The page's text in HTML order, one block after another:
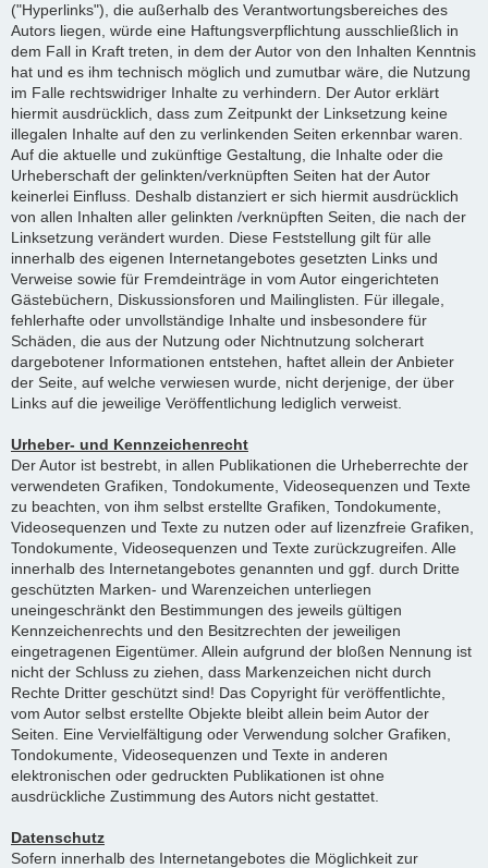
("Hyperlinks"), die außerhalb des Verantwortungsbereiches des
Autors liegen, würde eine Haftungsverpflichtung ausschließlich in
dem Fall in Kraft treten, in dem der Autor von den Inhalten Kenntnis
hat und es ihm technisch möglich und zumutbar wäre, die Nutzung
im Falle rechtswidriger Inhalte zu verhindern. Der Autor erklärt
hiermit ausdrücklich, dass zum Zeitpunkt der Linksetzung keine
illegalen Inhalte auf den zu verlinkenden Seiten erkennbar waren.
Auf die aktuelle und zukünftige Gestaltung, die Inhalte oder die
Urheberschaft der gelinkten/verknüpften Seiten hat der Autor
keinerlei Einfluss. Deshalb distanziert er sich hiermit ausdrücklich
von allen Inhalten aller gelinkten /verknüpften Seiten, die nach der
Linksetzung verändert wurden. Diese Feststellung gilt für alle
innerhalb des eigenen Internetangebotes gesetzten Links und
Verweise sowie für Fremdeinträge in vom Autor eingerichteten
Gästebüchern, Diskussionsforen und Mailinglisten. Für illegale,
fehlerhafte oder unvollständige Inhalte und insbesondere für
Schäden, die aus der Nutzung oder Nichtnutzung solcherart
dargebotener Informationen entstehen, haftet allein der Anbieter
der Seite, auf welche verwiesen wurde, nicht derjenige, der über
Links auf die jeweilige Veröffentlichung lediglich verweist.
Urheber- und Kennzeichenrecht
Der Autor ist bestrebt, in allen Publikationen die Urheberrechte der
verwendeten Grafiken, Tondokumente, Videosequenzen und Texte
zu beachten, von ihm selbst erstellte Grafiken, Tondokumente,
Videosequenzen und Texte zu nutzen oder auf lizenzfreie Grafiken,
Tondokumente, Videosequenzen und Texte zurückzugreifen. Alle
innerhalb des Internetangebotes genannten und ggf. durch Dritte
geschützten Marken- und Warenzeichen unterliegen
uneingeschränkt den Bestimmungen des jeweils gültigen
Kennzeichenrechts und den Besitzrechten der jeweiligen
eingetragenen Eigentümer. Allein aufgrund der bloßen Nennung ist
nicht der Schluss zu ziehen, dass Markenzeichen nicht durch
Rechte Dritter geschützt sind! Das Copyright für veröffentlichte,
vom Autor selbst erstellte Objekte bleibt allein beim Autor der
Seiten. Eine Vervielfältigung oder Verwendung solcher Grafiken,
Tondokumente, Videosequenzen und Texte in anderen
elektronischen oder gedruckten Publikationen ist ohne
ausdrückliche Zustimmung des Autors nicht gestattet.
Datenschutz
Sofern innerhalb des Internetangebotes die Möglichkeit zur